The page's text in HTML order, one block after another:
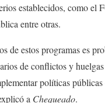
establecidos, como el
entre otras.
de estos programas es
de conflictos y
políticas
a Chequeado.